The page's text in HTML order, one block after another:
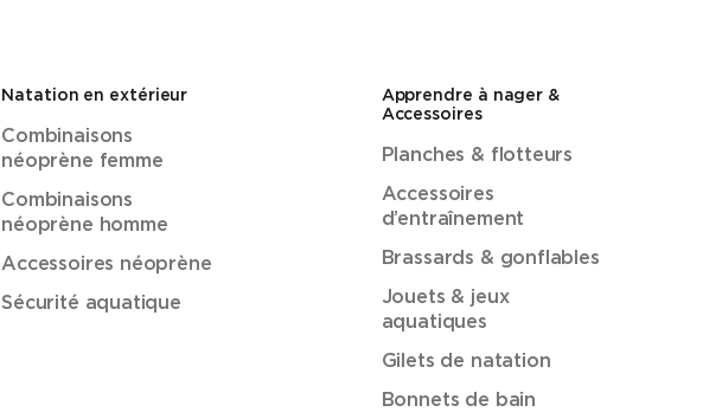
Natation en extérieur
Combinaisons
néoprène femme
Combinaisons
néoprène homme
Accessoires néoprène
Sécurité aquatique
Apprendre à nager &
Accessoires
Planches & flotteurs
Accessoires
d’entraînement
Brassards & gonflables
Jouets & jeux
aquatiques
Gilets de natation
Bonnets de bain